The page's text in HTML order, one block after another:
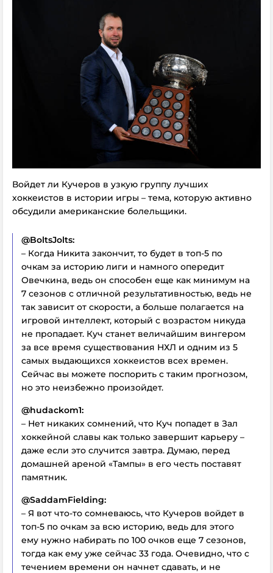
Войдет ли Кучеров в узкую группу лучших
хоккеистов в истории игры – тема, которую активно
обсудили американские болельщики.
@BoltsJolts:
– Когда Никита закончит, то будет в топ-5 по
очкам за историю лиги и намного опередит
Овечкина, ведь он способен еще как минимум на
7 сезонов с отличной результативностью, ведь не
так зависит от скорости, а больше полагается на
игровой интеллект, который с возрастом никуда
не пропадает. Куч станет величайшим вингером
за все время существования НХЛ и одним из 5
самых выдающихся хоккеистов всех времен.
Сейчас вы можете поспорить с таким прогнозом,
но это неизбежно произойдет.
@hudackom1:
– Нет никаких сомнений, что Куч попадет в Зал
хоккейной славы как только завершит карьеру –
даже если это случится завтра. Думаю, перед
домашней ареной «Тампы» в его честь поставят
памятник.
@SaddamFielding:
– Я вот что-то сомневаюсь, что Кучеров войдет в
топ-5 по очкам за всю историю, ведь для этого
ему нужно набирать по 100 очков еще 7 сезонов,
тогда как ему уже сейчас 33 года. Очевидно, что с
течением времени он начнет сдавать, и не